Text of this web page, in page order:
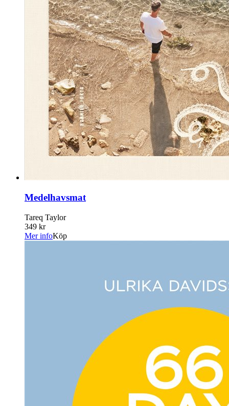
Medelhavsmat
Tareq Taylor
349 kr
Mer infoKöp